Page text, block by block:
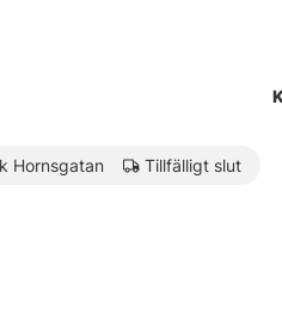
Hornsgatan Tillfälligt slut